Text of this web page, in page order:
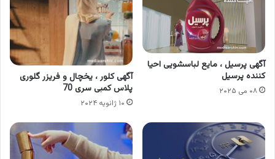
آگهی پرسیل ، مایع لباسشویی احیا
کننده پرسیل
۰۸ می ۲۰۲۵
آگهی کلور ، یخچال و فریزر گلوری
پلاس کمبی سری 70
۱۰ ژانویه ۲۰۲۴